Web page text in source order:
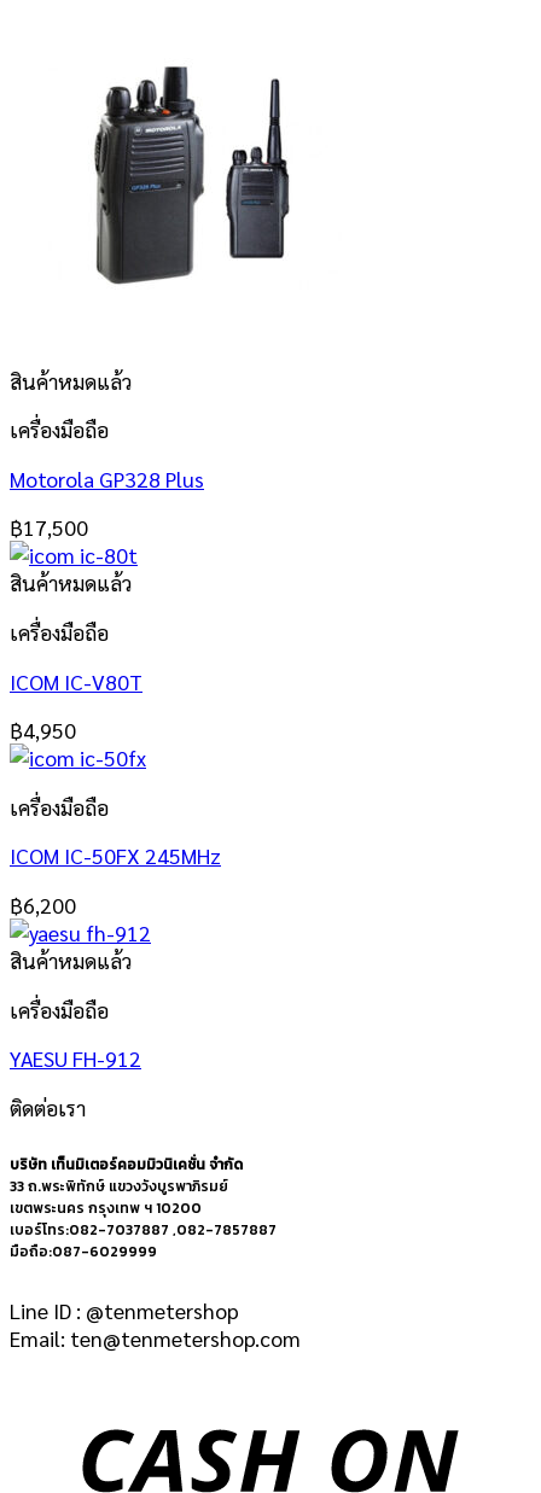
สินค้าหมดแล้ว
เครื่องมือถือ
Motorola GP328 Plus
฿17,500
สินค้าหมดแล้ว
เครื่องมือถือ
ICOM IC-V80T
฿4,950
เครื่องมือถือ
ICOM IC-50FX 245MHz
฿6,200
สินค้าหมดแล้ว
เครื่องมือถือ
YAESU FH-912
ติดต่อเรา
บริษัท เท็นมิเตอร์คอมมิวนิเคชั่น จำกัด
33 ถ.พระพิทักษ์ แขวงวังบูรพาภิรมย์
เขตพระนคร กรุงเทพ ฯ 10200
เบอร์โทร:082-7037887 ,082-7857887
มือถือ:087-6029999
Line ID : @tenmetershop
Email: ten@tenmetershop.com